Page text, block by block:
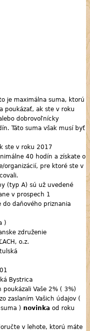
je maximálna suma, ktorú
poukázať, ak ste v roku
dobrovoľnícky
Táto suma však musí byť
ste v roku 2017
40 hodín a získate o
organizácií, pre ktoré ste v
(typ A) sú už uvedené
v prospech 1
daňového priznania
)
združenie
o.z.
Vaše 2% ( 3%)
zaslaním Vašich údajov (
) novinka od roku
v lehote, ktorú máte